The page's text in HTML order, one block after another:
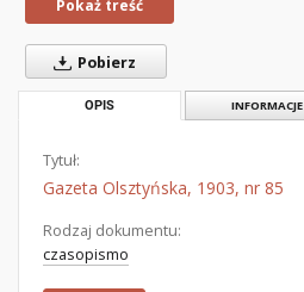
Pokaż treść
Pobierz
OPIS INFORMACJE
Tytuł:
Gazeta Olsztyńska, 1903, nr 85
Rodzaj dokumentu:
czasopismo